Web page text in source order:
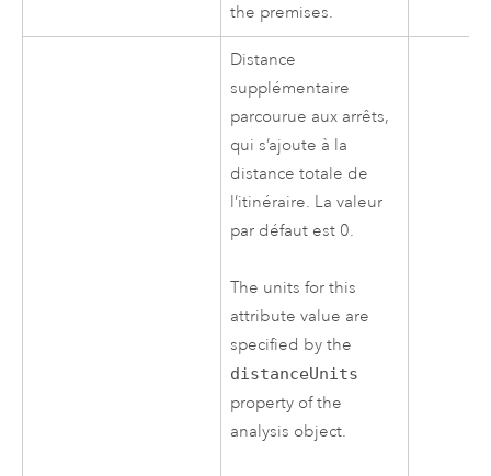
the premises.
Distance
supplémentaire
parcourue aux arrêts,
qui s’ajoute à la
distance totale de
l’itinéraire. La valeur
par défaut est 0.
The units for this
attribute value are
specified by the
distanceUnits
property of the
analysis object.